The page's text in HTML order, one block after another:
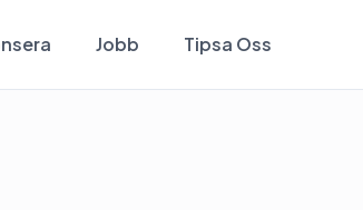
Jobb Tipsa Oss